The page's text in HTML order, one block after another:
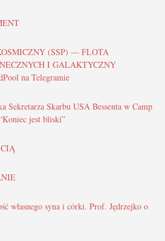
(SSP) — FLOTA
I GALAKTYCZNY
na Telegramie
Sekretarza Skarbu USA Bessenta w Camp
jest bliski”
własnego syna i córki. Prof. Jędrzejko o